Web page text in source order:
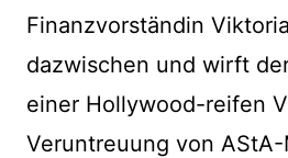
Finanzvorständin
dazwischen und wirft
einer Hollywood-reifen
Veruntreuung von